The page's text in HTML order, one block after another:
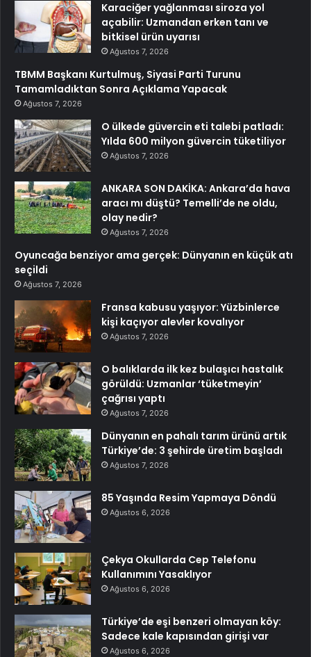
Karaciğer yağlanması siroza yol
açabilir: Uzmandan erken tanı ve
bitkisel ürün uyarısı
Ağustos 7, 2026
TBMM Başkanı Kurtulmuş, Siyasi Parti Turunu
Tamamladıktan Sonra Açıklama Yapacak
Ağustos 7, 2026
O ülkede güvercin eti talebi patladı:
Yılda 600 milyon güvercin tüketiliyor
Ağustos 7, 2026
ANKARA SON DAKİKA: Ankara’da hava
aracı mı düştü? Temelli’de ne oldu,
olay nedir?
Ağustos 7, 2026
Oyuncağa benziyor ama gerçek: Dünyanın en küçük atı
seçildi
Ağustos 7, 2026
Fransa kabusu yaşıyor: Yüzbinlerce
kişi kaçıyor alevler kovalıyor
Ağustos 7, 2026
O balıklarda ilk kez bulaşıcı hastalık
görüldü: Uzmanlar ‘tüketmeyin’
çağrısı yaptı
Ağustos 7, 2026
Dünyanın en pahalı tarım ürünü artık
Türkiye’de: 3 şehirde üretim başladı
Ağustos 7, 2026
85 Yaşında Resim Yapmaya Döndü
Ağustos 6, 2026
Çekya Okullarda Cep Telefonu
Kullanımını Yasaklıyor
Ağustos 6, 2026
Türkiye’de eşi benzeri olmayan köy:
Sadece kale kapısından girişi var
Ağustos 6, 2026